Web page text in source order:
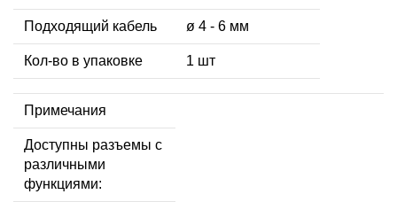
Подходящий кабель ø 4 - 6 мм
Кол-во в упаковке 1 шт
Примечания
Доступны разъемы с
различными
функциями: